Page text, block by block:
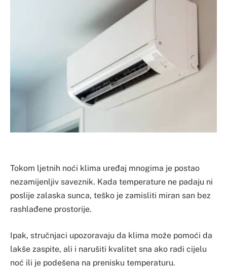
Tokom ljetnih noći klima uređaj mnogima je postao
nezamijenljiv saveznik. Kada temperature ne padaju ni
poslije zalaska sunca, teško je zamisliti miran san bez
rashlađene prostorije.
Ipak, stručnjaci upozoravaju da klima može pomoći da
lakše zaspite, ali i narušiti kvalitet sna ako radi cijelu
noć ili je podešena na prenisku temperaturu.